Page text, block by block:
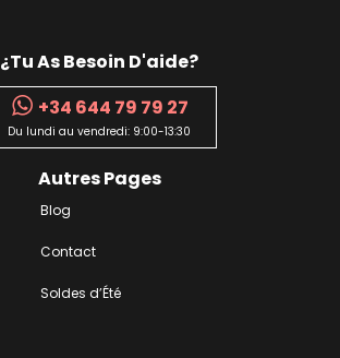
¿Tu As Besoin D'aide?
+34 644 79 79 27
Du lundi au vendredi: 9:00-13:30
Autres Pages
Blog
Contact
Soldes d’Été